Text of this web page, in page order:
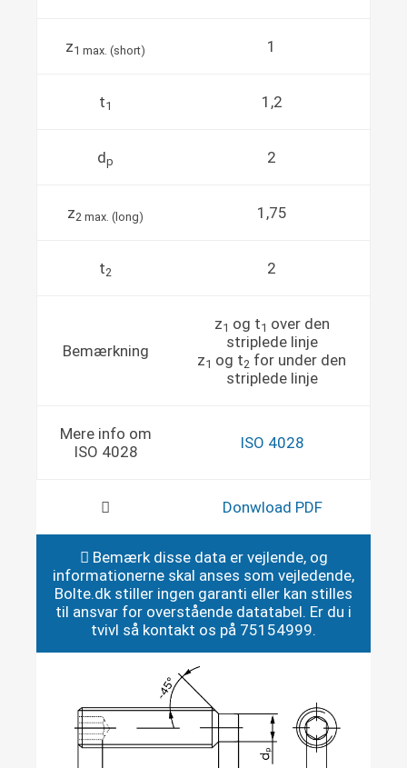
z1 max. (short) 1
t1 1,2
dp 2
z2 max. (long) 1,75
t2 2
Bemærkning
z1 og t1 over den
striplede linje
z1 og t2 for under den
striplede linje
Mere info om
ISO 4028
ISO 4028
Donwload PDF
Bemærk disse data er vejlende, og
informationerne skal anses som vejledende,
Bolte.dk stiller ingen garanti eller kan stilles
til ansvar for overstående datatabel. Er du i
tvivl så kontakt os på 75154999.